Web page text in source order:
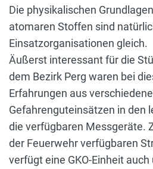
Die physikalischen
atomaren Stoffen sind
Einsatzorganisationen gleich.
Äußerst interessant für die
dem Bezirk Perg waren bei
Erfahrungen aus
Gefahrenguteinsätzen in den
die verfügbaren Messgeräte.
der Feuerwehr verfügbaren
verfügt eine GKO-Einheit